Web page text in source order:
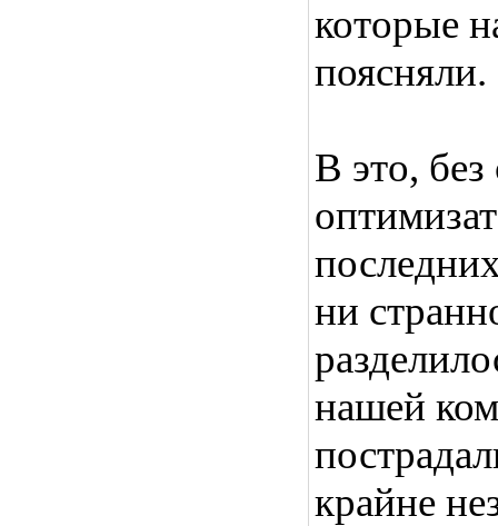
которые
поясняли.
В это,
ни
нашей
крайне